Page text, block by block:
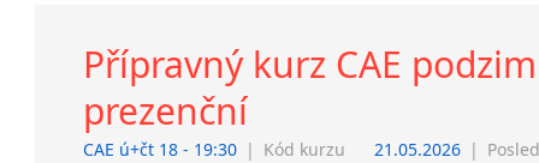
Přípravný kurz CAE
prezenční
CAE ú+čt 18 - 19:30 | Kód kurzu 21.05.2026 |